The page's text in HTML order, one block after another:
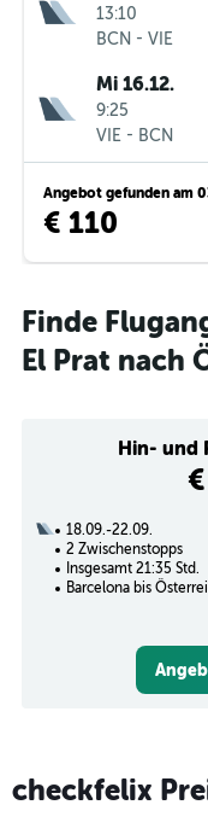
13:10
BCN - VIE
Mi 16.12.
9:25
VIE - BCN
Angebot gefunden am
€ 110
Finde
El Prat nach
Hin- und
18.09.-22.09.
2 Zwischenstopps
Insgesamt 21:35 Std.
Barcelona bis
checkfelix